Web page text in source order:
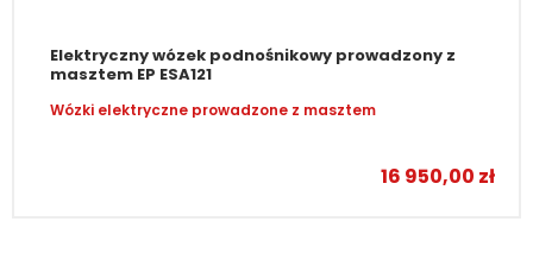
Elektryczny wózek podnośnikowy prowadzony z
masztem EP ESA121
Wózki elektryczne prowadzone z masztem
16 950,00 zł